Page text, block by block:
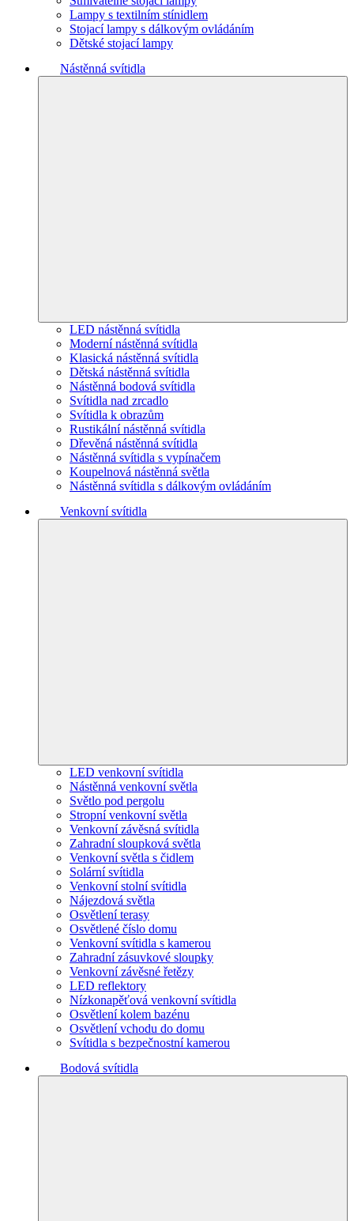
Lampy s textilním stínidlem
Stojací lampy s dálkovým ovládáním
Dětské stojací lampy
Nástěnná svítidla
LED nástěnná svítidla
Moderní nástěnná svítidla
Klasická nástěnná svítidla
Dětská nástěnná svítidla
Nástěnná bodová svítidla
Svítidla nad zrcadlo
Svítidla k obrazům
Rustikální nástěnná svítidla
Dřevěná nástěnná svítidla
Nástěnná svítidla s vypínačem
Koupelnová nástěnná světla
Nástěnná svítidla s dálkovým ovládáním
Venkovní svítidla
LED venkovní svítidla
Nástěnná venkovní světla
Světlo pod pergolu
Stropní venkovní světla
Venkovní závěsná svítidla
Zahradní sloupková světla
Venkovní světla s čidlem
Solární svítidla
Venkovní stolní svítidla
Nájezdová světla
Osvětlení terasy
Osvětlené číslo domu
Venkovní svítidla s kamerou
Zahradní zásuvkové sloupky
Venkovní závěsné řetězy
LED reflektory
Nízkonapěťová venkovní svítidla
Osvětlení kolem bazénu
Osvětlení vchodu do domu
Svítidla s bezpečnostní kamerou
Bodová svítidla